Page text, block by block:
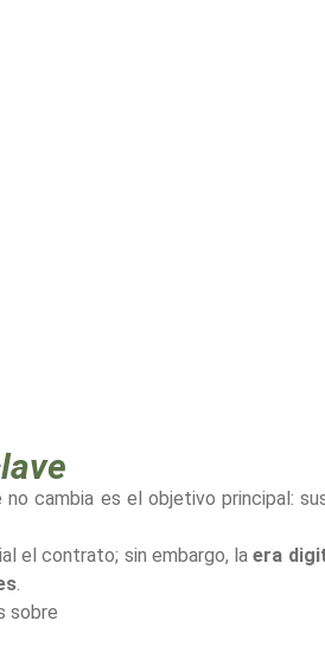
cambia es el objetivo principal:
el contrato; sin embargo, laera
.
sobre